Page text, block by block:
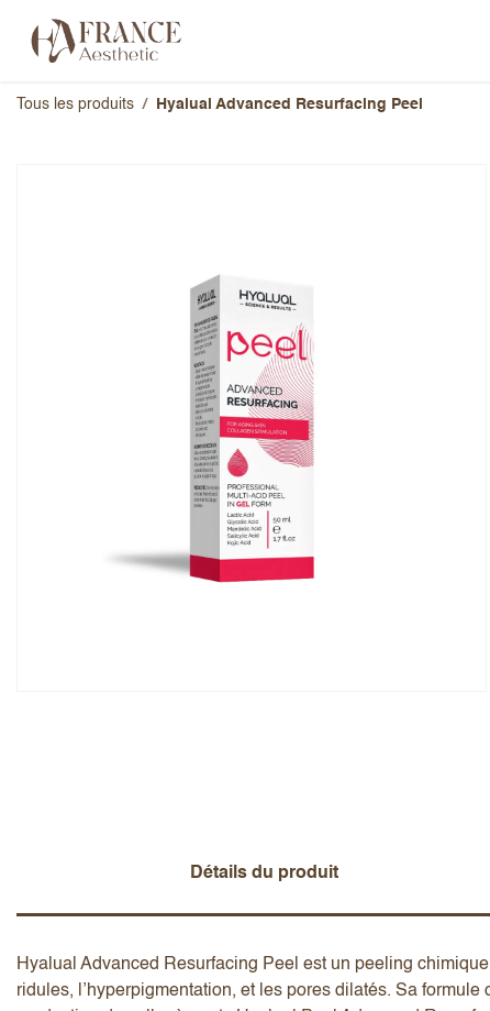
Tous les produits Hyalual Advanced Resurfacing Peel
Détails du produit
Hyalual Advanced Resurfacing Peel est un peeling
ridules, l’hyperpigmentation, et les pores dilatés. Sa
Hyalual Advanced